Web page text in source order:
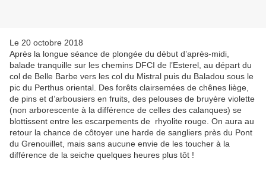
Le 20 octobre 2018
Après la longue séance de plongée du début d’après-midi,
balade tranquille sur les chemins DFCI de l’Esterel, au départ du
col de Belle Barbe vers les col du Mistral puis du Baladou sous le
pic du Perthus oriental. Des forêts clairsemées de chênes liège,
de pins et d’arbousiers en fruits, des pelouses de bruyère violette
(non arborescente à la différence de celles des calanques) se
blottissent entre les escarpements de rhyolite rouge. On aura au
retour la chance de côtoyer une harde de sangliers près du Pont
du Grenouillet, mais sans aucune envie de les toucher à la
différence de la seiche quelques heures plus tôt !